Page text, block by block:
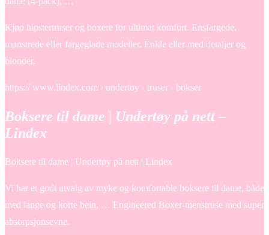
Kjøp hipstertruser og boxere for ultimat komfort. Ensfargede,
mønstrede eller fargeglade modeller. Enkle eller med detaljer og
blonder.
https:// www.lindex.com › undertoy › truser › bokser
Boksere til dame | Undertøy på nett –
Lindex
Boksere til dame | Undertøy på nett | Lindex
Vi har et godt utvalg av myke og komfortable boksere til dame, både
med lange og korte bein, … Engineered Boxer-menstruse med super
absorpsjonsevne.